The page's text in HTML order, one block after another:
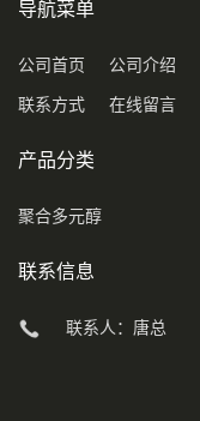
导航菜单
公司首页 公司介绍
联系方式 在线留言
产品分类
聚合多元醇
联系信息
联系人：唐总